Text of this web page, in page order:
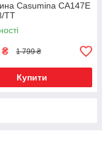
Casumina CA147E
TT
₴ 1 799 ₴
Купити